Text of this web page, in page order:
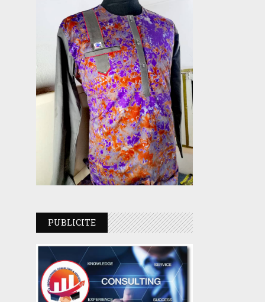
PUBLICITE